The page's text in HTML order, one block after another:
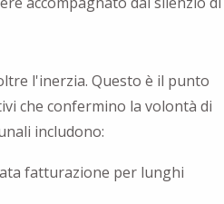
l'inerzia. Questo è il punto
che confermino la volontà di
includono:
fatturazione per lunghi